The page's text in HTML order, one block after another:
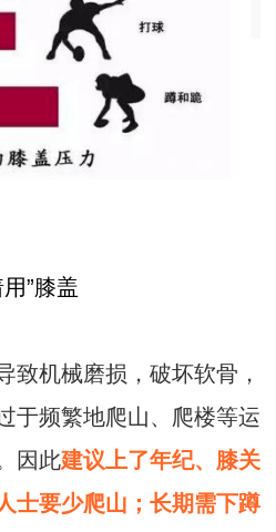
”膝盖
致机械磨损，破坏软骨，
于频繁地爬山、爬楼等运
因此建议上了年纪、膝关
士要少爬山；长期需下蹲